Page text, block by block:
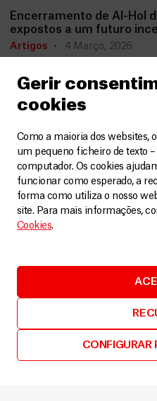
Gerir
cookies
Como a maioria dos websites,
um pequeno ficheiro de texto
computador. Os cookies
funcionar como esperado, a
forma como utiliza o nosso
site. Para mais informações,
Cookies.
CONFIGURAR
Encerramento de Al-Hol
expostos a um futuro
Artigos 4 Março, 2026
LEIA MAIS